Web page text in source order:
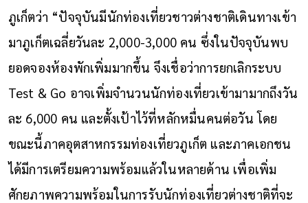
ภูเก็ตว่า “ปัจจุบันมีนักท่องเที่ยวชาวต่างชาติเดินทางเข้า
มาภูเก็ตเฉลี่ยวันละ 2,000-3,000 คน ซึ่งในปัจจุบันพบ
ยอดจองห้องพักเพิ่มมากขึ้น จึงเชื่อว่าการยกเลิกระบบ
Test & Go อาจเพิ่มจำนวนนักท่องเที่ยวเข้ามามากถึงวัน
ละ 6,000 คน และตั้งเป้าไว้ที่หลักหมื่นคนต่อวัน โดย
ขณะนี้ภาคอุตสาหกรรมท่องเที่ยวภูเก็ต และภาคเอกชน
ได้มีการเตรียมความพร้อมแล้วในหลายด้าน เพื่อเพิ่ม
ศักยภาพความพร้อมในการรับนักท่องเที่ยวต่างชาติที่จะ